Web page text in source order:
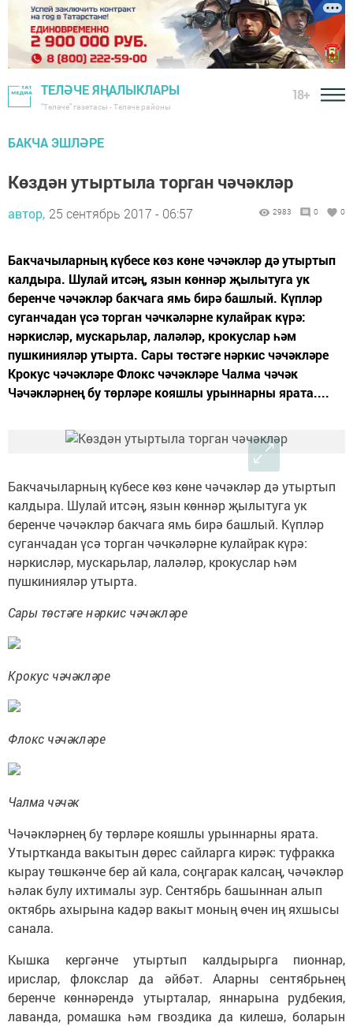
ТЕЛӘЧЕ ЯҢАЛЫКЛАРЫ
"Теләче" газетасы - Теләче районы
18+
БАКЧА ЭШЛӘРЕ
Көздән утыртыла торган чәчәкләр
автор, 25 сентябрь 2017 - 06:57 2983 0 0
Бакчачыларның күбесе көз көне чәчәкләр дә утыртып
калдыра. Шулай итсәң, язын көннәр җылытуга ук
беренче чәчәкләр бакчага ямь бирә башлый. Күпләр
суганчадан үсә торган чәчкәләрне кулайрак күрә:
нәркисләр, мускарьлар, лаләләр, крокуслар һәм
пушкинияләр утырта. Сары төстәге нәркис чәчәкләре
Крокус чәчәкләре Флокс чәчәкләре Чалма чәчәк
Чәчәкләрнең бу төрләре кояшлы урыннарны ярата....
Бакчачыларның күбесе көз көне чәчәкләр дә утыртып
калдыра. Шулай итсәң, язын көннәр җылытуга ук
беренче чәчәкләр бакчага ямь бирә башлый. Күпләр
суганчадан үсә торган чәчкәләрне кулайрак күрә:
нәркисләр, мускарьлар, лаләләр, крокуслар һәм
пушкинияләр утырта.
Сары төстәге нәркис чәчәкләре
Крокус чәчәкләре
Флокс чәчәкләре
Чалма чәчәк
Чәчәкләрнең бу төрләре кояшлы урыннарны ярата.
Утыртканда вакытын дөрес сайларга кирәк: туфракка
кырау төшкәнче бер ай кала, соңгарак калсаң, чәчәкләр
һәлак булу ихтималы зур. Сентябрь башыннан алып
октябрь ахырына кадәр вакыт моның өчен иң яхшысы
санала.
Кышка кергәнче утыртып калдырырга пионнар,
ирислар, флокслар да әйбәт. Аларны сентябрьнең
беренче көннәрендә утырталар, яннарына рудбекия,
лаванда, ромашка һәм гвоздика да килешә, боларын